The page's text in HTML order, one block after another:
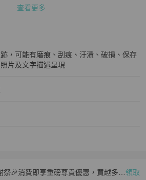
查看更多
，可能有磨痕、刮痕、汙漬、破損、保存
片及文字描述呈現
祭🎉消費即享重磅尊貴優惠，買越多、 領取